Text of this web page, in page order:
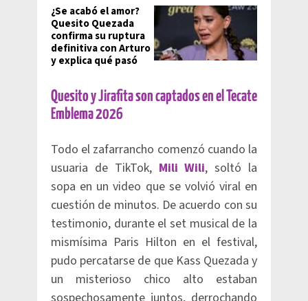
¿Se acabó el amor?
Quesito Quezada
confirma su ruptura
definitiva con Arturo
y explica qué pasó
Quesito y Jirafita son captados en el Tecate
Emblema 2026
Todo el zafarrancho comenzó cuando la
usuaria de TikTok, Mili Wili, soltó la
sopa en un video que se volvió viral en
cuestión de minutos. De acuerdo con su
testimonio, durante el set musical de la
mismísima Paris Hilton en el festival,
pudo percatarse de que Kass Quezada y
un misterioso chico alto estaban